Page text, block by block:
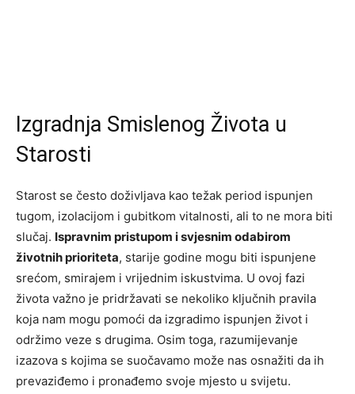
Izgradnja Smislenog Života u
Starosti
Starost se često doživljava kao težak period ispunjen
tugom, izolacijom i gubitkom vitalnosti, ali to ne mora biti
slučaj. Ispravnim pristupom i svjesnim odabirom
životnih prioriteta, starije godine mogu biti ispunjene
srećom, smirajem i vrijednim iskustvima. U ovoj fazi
života važno je pridržavati se nekoliko ključnih pravila
koja nam mogu pomoći da izgradimo ispunjen život i
održimo veze s drugima. Osim toga, razumijevanje
izazova s kojima se suočavamo može nas osnažiti da ih
prevaziđemo i pronađemo svoje mjesto u svijetu.